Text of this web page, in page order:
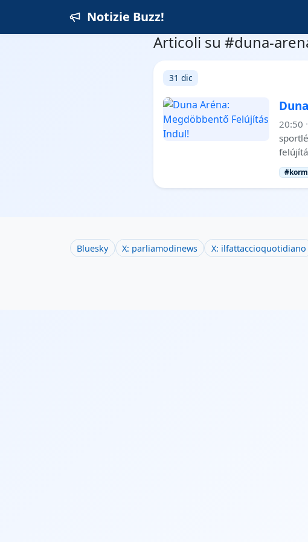
Notizie Buzz!
Articoli su #duna-
31 dic
20:50 ·
Bluesky X: parliamodinews X: ilfattaccioquotidiano